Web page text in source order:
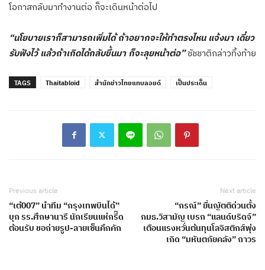
โอกาสกลับมาทำงานต่อ ก็จะเดินหน้าต่อไป
“นโยบายเราก็สามารถเพิ่มได้ ถ้าอยากจะให้ทำตรงไหน แจ้งมา เดี๋ยว
รับฟังไว้ แล้วถ้าเกิดได้กลับขึ้นมา ก็จะลุยหน้าต่อ”ชัชชาติกล่าวทิ้งท้าย
TAGS Thaitabloid สำนักข่าวไทยแทบลอยด์ เป็นประเด็น
Previous article
“เต้007” นำทีม “กรุงเทพบินได้”
บุก รร.ศึกษานารี นักเรียนแห่กรี๊ด
ต้อนรับ ขอถ่ายรูป-ลายเซ็นคึกคัก
Next article
“กรณ์” ยื่นญัตติด่วนตั้ง
กมธ.วิสามัญ เบรก “แลนด์บริดจ์”
เตือนแรงหวั่นต้นทุนโลจิสติกส์พุ่ง
เกิด “มหันตภัยคลัง” ถาวร